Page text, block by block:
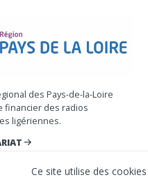
des Pays-de-la-Loire
financier des radios
ligériennes.
Ce site utilise des